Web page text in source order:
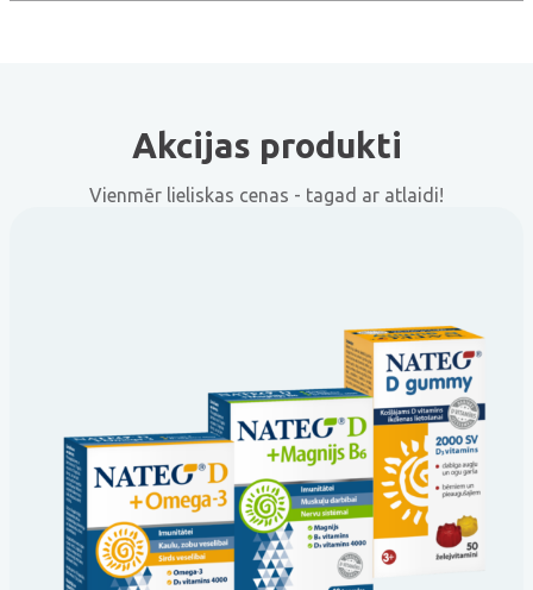
Akcijas produkti
Vienmēr lieliskas cenas - tagad ar atlaidi!